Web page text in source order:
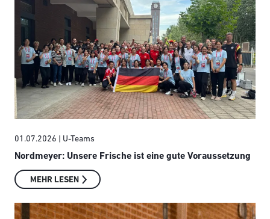
01.07.2026 | U-Teams
Nordmeyer: Unsere Frische ist eine gute Voraussetzung
MEHR LESEN